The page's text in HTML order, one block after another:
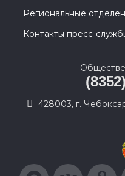
Региональные
Контакты пресс-
428003, г.